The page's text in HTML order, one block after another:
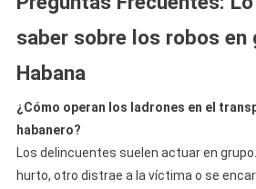
saber sobre los robos en
Habana
¿Cómo operan los ladrones en el
habanero?
Los delincuentes suelen actuar en
hurto, otro distrae a la víctima o se